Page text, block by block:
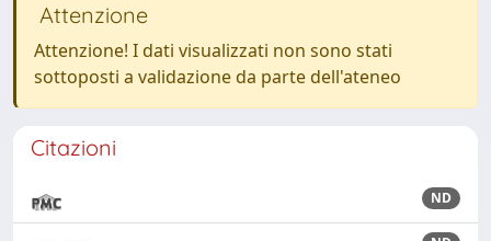
Attenzione
Attenzione! I dati visualizzati non sono stati
sottoposti a validazione da parte dell'ateneo
Citazioni
ND